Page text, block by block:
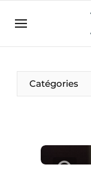
BE
NL
Catégories